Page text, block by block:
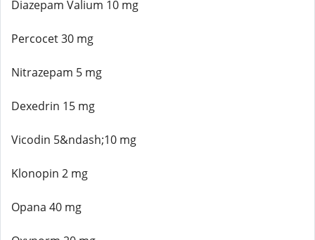
Diazepam Valium 10 mg
Percocet 30 mg
Nitrazepam 5 mg
Dexedrin 15 mg
Vicodin 5&ndash;10 mg
Klonopin 2 mg
Opana 40 mg